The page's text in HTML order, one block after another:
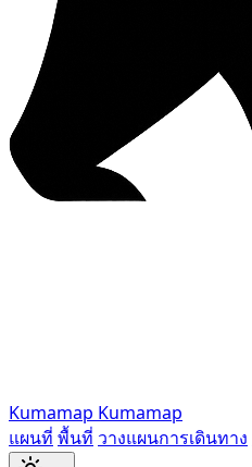
Kumamap Kumamap
แผนที่ พื้นที่ วางแผนการเดินทาง